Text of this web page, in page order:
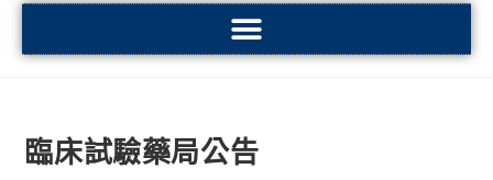
臨床試驗藥局公告